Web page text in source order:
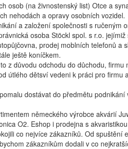
osob (na živnostenský list) Otce a
nehodách a opravy osobních vozidel.
a založení společnosti s ručeným
osoba Stöckl spol. s r.o.
prodej moblních telefonů a
ještě koníčkem.
z důvodu odchodu do důchodu,
útlého dětsví vedeni k práci pro firmu
dostávat do předmětu
německého výrobce akvárií
O2. Eshop i prodejna s
co nejvíce zákazníků. Od spuštění
zákazníkům dodali v co